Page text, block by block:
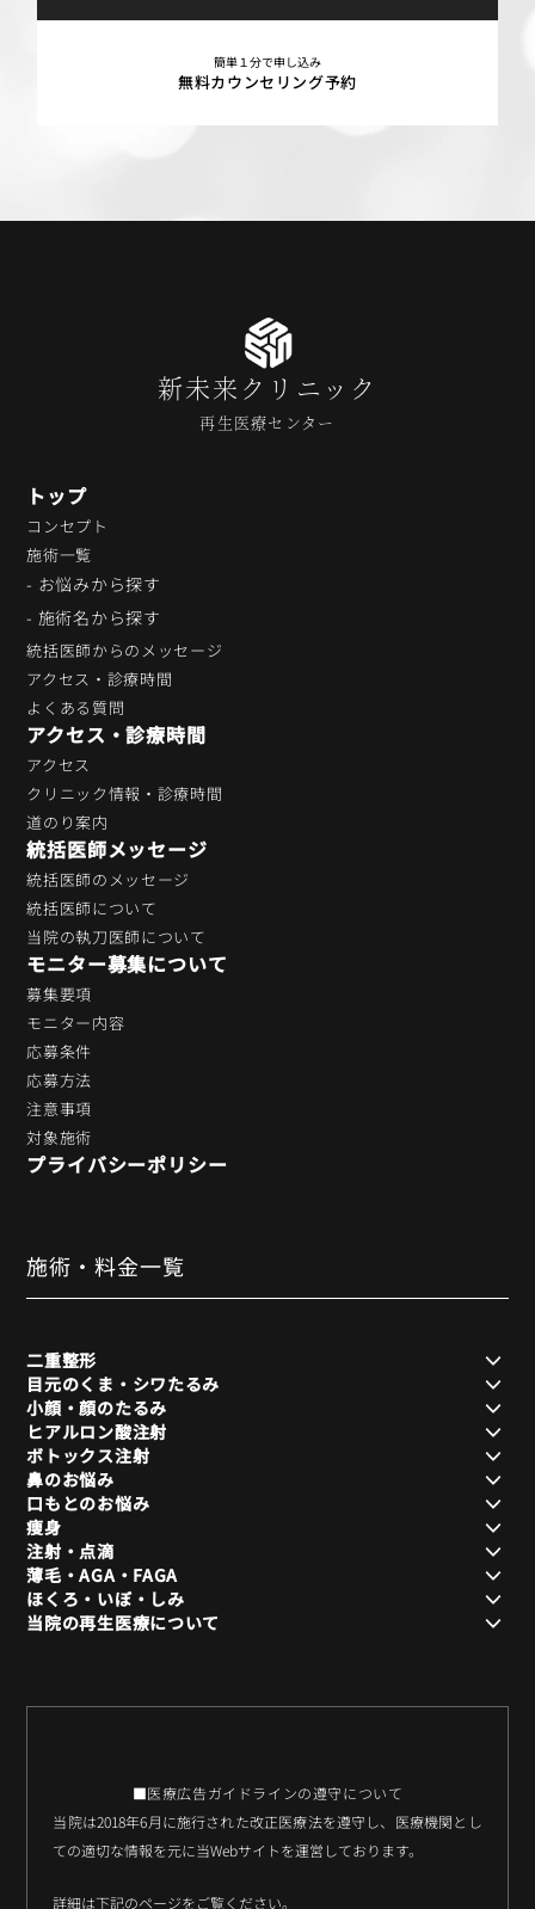
簡単１分で申し込み
無料カウンセリング予約
新未来クリニック
再生医療センター
トップ
コンセプト
施術一覧
- お悩みから探す
- 施術名から探す
統括医師からのメッセージ
アクセス・診療時間
よくある質問
アクセス・診療時間
アクセス
クリニック情報・診療時間
道のり案内
統括医師メッセージ
統括医師のメッセージ
統括医師について
当院の執刀医師について
モニター募集について
募集要項
モニター内容
応募条件
応募方法
注意事項
対象施術
プライバシーポリシー
施術・料金一覧
二重整形
目元のくま・シワたるみ
小顔・顔のたるみ
ヒアルロン酸注射
ボトックス注射
鼻のお悩み
口もとのお悩み
痩身
注射・点滴
薄毛・AGA・FAGA
ほくろ・いぼ・しみ
当院の再生医療について
■医療広告ガイドラインの遵守について
当院は2018年6月に施行された改正医療法を遵守し、医療機関とし
ての適切な情報を元に当Webサイトを運営しております。
詳細は下記のページをご覧ください。